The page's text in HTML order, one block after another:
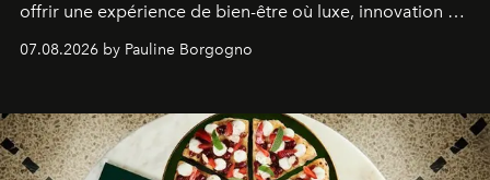
offrir une expérience de bien-être où luxe, innovation et
expertise se rencontrent.
07.08.2026 by Pauline Borgogno